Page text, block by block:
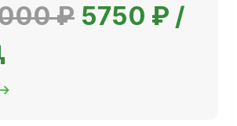
₽ 5750 ₽ /